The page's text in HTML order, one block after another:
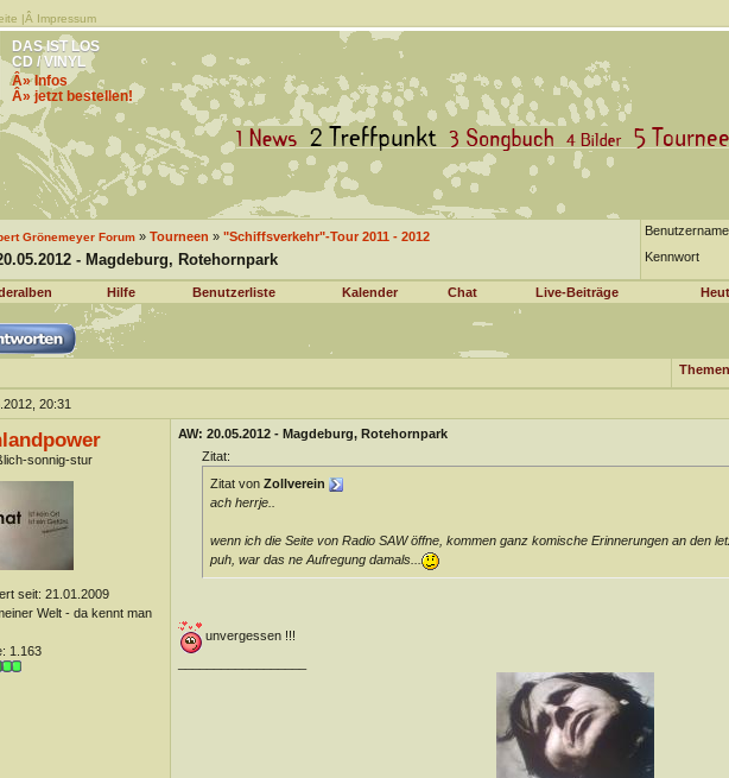
|Â Impressum
DAS IST LOS
CD / VINYL
Â» Infos
Â» jetzt bestellen!
Grönemeyer Forum» Tourneen » "Schiffsverkehr"-Tour 2011 - 2012
- Magdeburg, Rotehornpark
Benutzername
Kennwort
Hilfe Benutzerliste Kalender Chat Live-Beiträge
20:31
sonnig-stur
seit: 21.01.2009
Welt - da kennt man
1.163
AW: 20.05.2012 - Magdeburg, Rotehornpark
Zitat:
Zitat von Zollverein
ach herrje..
wenn ich die Seite von Radio SAW öffne, kommen ganz komische Erinnerungen an den
puh, war das ne Aufregung damals...
unvergessen !!!